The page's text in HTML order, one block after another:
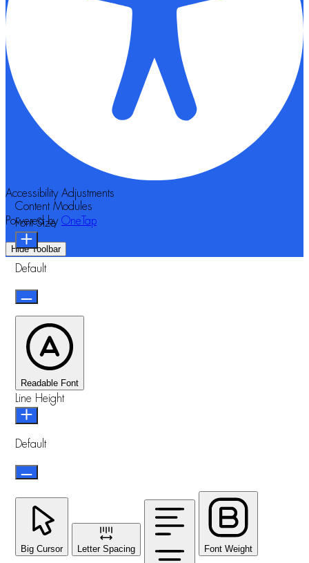
Accessibility Adjustments
Powered by OneTap
Hide Toolbar
Content Modules
Font Size
Default
Readable Font
Line Height
Default
Big Cursor Letter Spacing Font Weight